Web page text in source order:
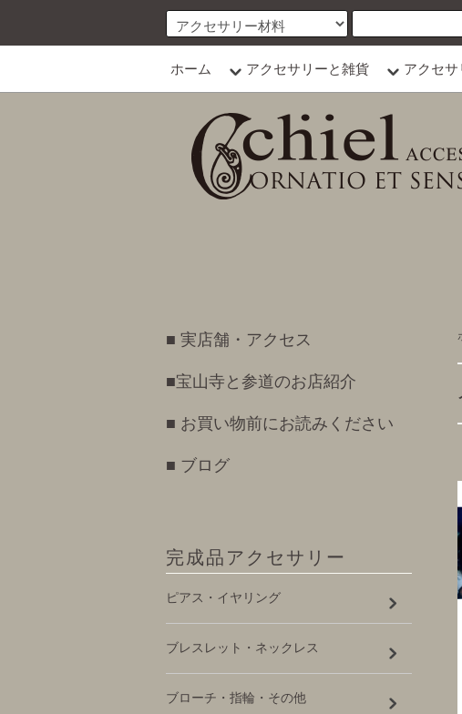
ホーム アクセサリーと雑貨 アクセ
■ 実店舗・アクセス
■宝山寺と参道のお店紹介
■ お買い物前にお読みください
■ ブログ
完成品アクセサリー
ピアス・イヤリング
ブレスレット・ネックレス
ブローチ・指輪・その他